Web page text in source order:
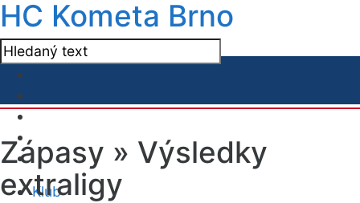
HC Kometa Brno
Klub
Zápasy » Výsledky
extraligy